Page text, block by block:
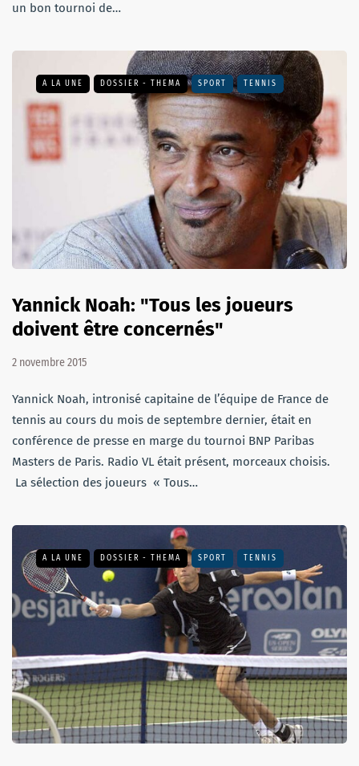
un bon tournoi de…
A LA UNE DOSSIER - THEMA SPORT TENNIS
Yannick Noah: "Tous les joueurs
doivent être concernés"
2 novembre 2015
Yannick Noah, intronisé capitaine de l’équipe de France de
tennis au cours du mois de septembre dernier, était en
conférence de presse en marge du tournoi BNP Paribas
Masters de Paris. Radio VL était présent, morceaux choisis.
La sélection des joueurs « Tous…
A LA UNE DOSSIER - THEMA SPORT TENNIS